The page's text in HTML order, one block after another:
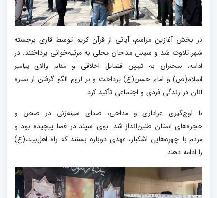
در بخش آغازین مراسم، آیاتی از قرآن کریم توسط قاری برجسته
شهر تلاوت شد و سپس مداحان محلی به مرثیه‌خوانی پرداختند. در
ادامه، سخنران به تبیین فضایل اخلاقی و مقام والای پیامبر
اسلام(ص) و امام حسن(ع) پرداخت و بر لزوم الگو گرفتن از سیره
آنان در زندگی فردی و اجتماعی تأکید کرد.
با اوج‌گیری عزاداری و مداحی، صدای سینه‌زنی در صحن و
حجره‌های آستان طنین‌انداز شد. بوی اسپند در فضا پیچیده بود و
مردم با چهره‌هایی اشکبار، عهدی دوباره بستند که راه اهل‌بیت(ع)
را ادامه دهند.